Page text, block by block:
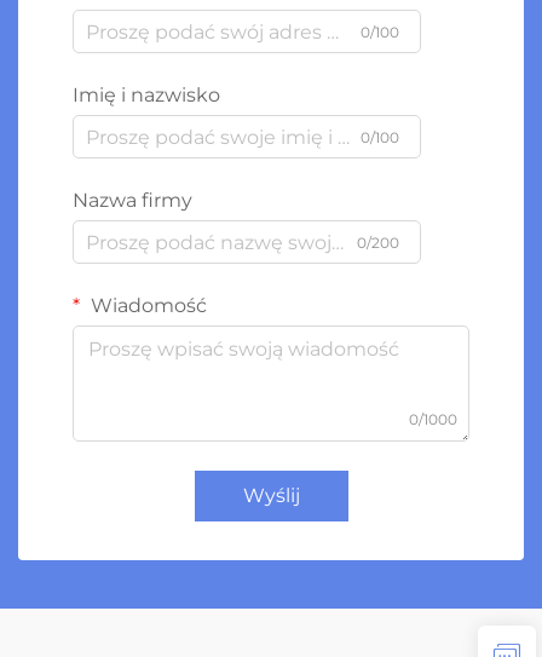
0/100
Imię i nazwisko
0/100
Nazwa firmy
0/200
Wiadomość
0/1000
Wyślij